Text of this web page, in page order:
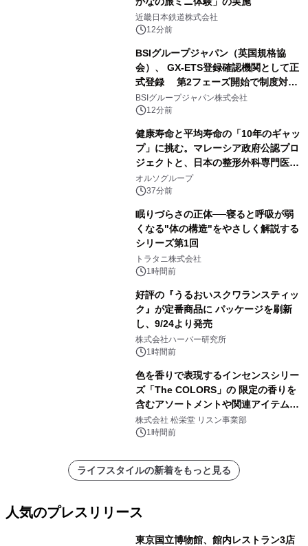
近畿日本鉄道株式会社
12分前
BSIグループジャパン（英国規格協
会）、 GX-ETS登録確認機関として正
式登録 第2フェーズ開始で制度対応
が義務化、 企業の対応はどう変わるの
か？ 法的拘束力をもつGX-ETSの実
動画を公開中
BSIグループジャパン株式会社
12分前
健康寿命と平均寿命の「10年のギャッ
プ」に挑む。マレーシア政府公認プロ
ジェクトと、日本の整形外科専門医が
サステナブルな「エシカル・ツバメの
巣」の共同臨床検証を開始
オルソグループ
37分前
眠りづらさの正体──寝ると呼吸が弱
くなる"体の構造"をやさしく解説する
シリーズ第1回
トラタニ株式会社
1時間前
好評の『うるおいスクワランスティッ
ク』が定番商品に パッケージを刷新
し、9/24より発売
株式会社ハーバー研究所
1時間前
色を香りで表現するインセンスシリー
ズ「The COLORS」の 限定の香りを
含むアソートメントや関連アイテムを
8月6日発売
株式会社 松栄堂 リスン事業部
1時間前
ライフスタイルの新着をもっと見る
人気のプレスリリース
東京国立博物館、館内レストラン3店